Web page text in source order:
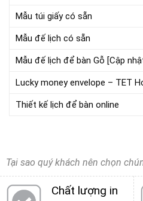
Mẫu túi giấy có sẵn
Mẫu đế lịch có sẵn
Mẫu đế lịch để bàn Gỗ [Cập
Lucky money envelope – TET
Thiết kế lịch để bàn online
Tại sao quý khách nên chọn
Chất lượng in